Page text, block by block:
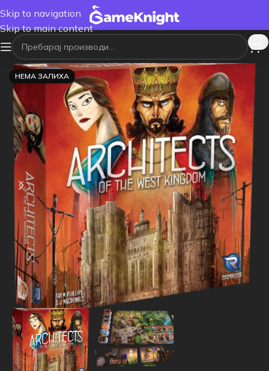
Skip to navigation
Skip to main content
НЕМА ЗАЛИХА